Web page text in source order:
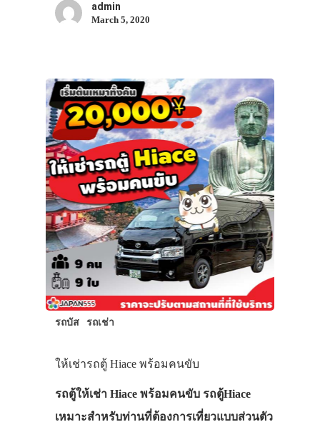
admin
March 5, 2020
รถบัส รถเช่า
ให้เช่ารถตู้ Hiace พร้อมคนขับ
รถตู้ให้เช่า Hiace พร้อมคนขับ รถตู้Hiace
เหมาะสำหรับท่านที่ต้องการเที่ยวแบบส่วนตัว